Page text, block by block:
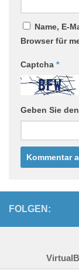
Name, E-
Browser für
Captcha *
Geben Sie
FOLGEN: